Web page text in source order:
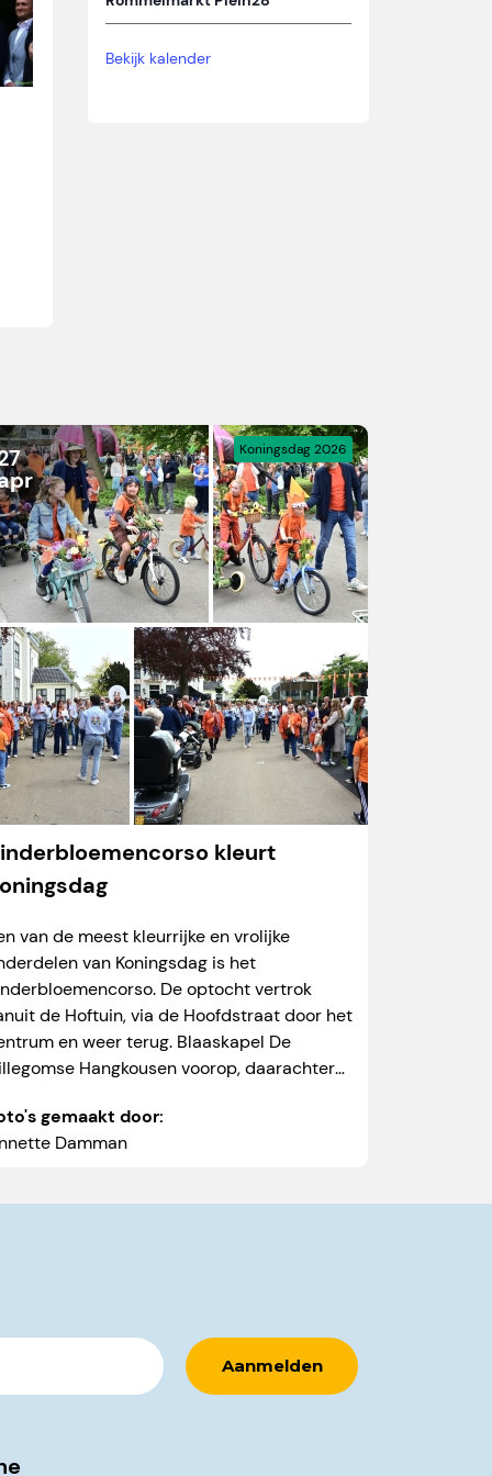
Bekijk kalender
Koningsdag 2026
kleurt
van de meest kleurrijke en vrolijke
van Koningsdag is het
De optocht vertrok
de Hoftuin, via de Hoofdstraat door het
en weer terug. Blaaskapel De
Hangkousen voorop, daarachter
maar rijden...
gemaakt door:
Damman